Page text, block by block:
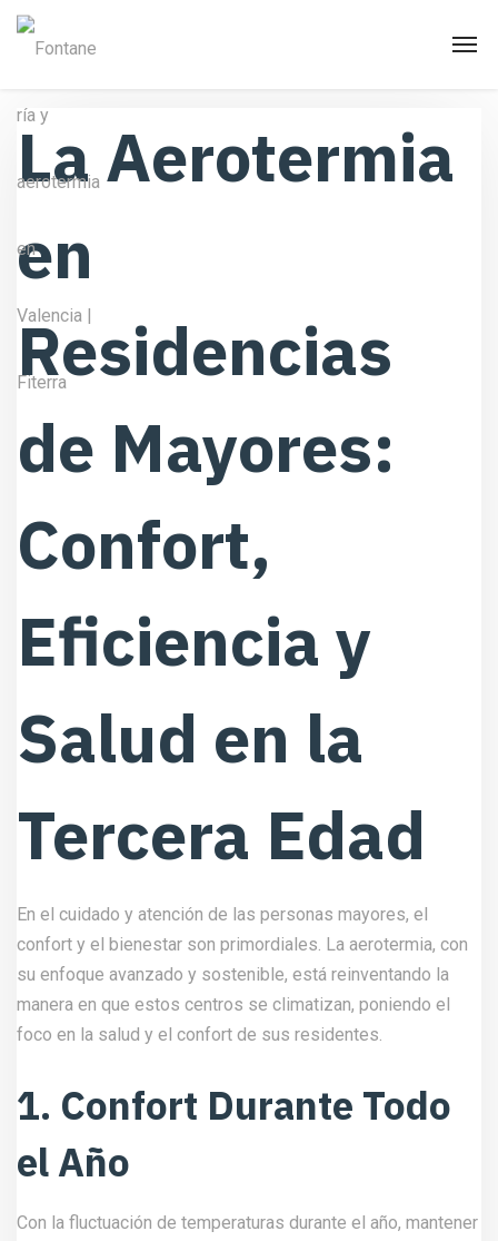
La Aerotermia
en
Residencias
de Mayores:
Confort,
Eficiencia y
Salud en la
Tercera Edad
En el cuidado y atención de las personas mayores, el
confort y el bienestar son primordiales. La aerotermia, con
su enfoque avanzado y sostenible, está reinventando la
manera en que estos centros se climatizan, poniendo el
foco en la salud y el confort de sus residentes.
1. Confort Durante Todo
el Año
Con la fluctuación de temperaturas durante el año, mantener